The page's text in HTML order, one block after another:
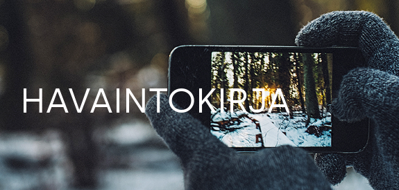
HAVAINTOKIRJA